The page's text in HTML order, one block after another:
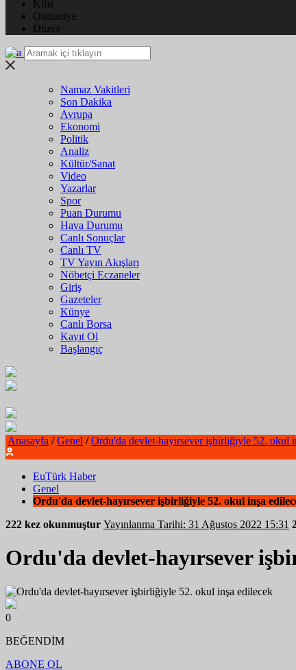
Kilis
Osmaniye
Düzce
Namaz Vakitleri
Son Dakika
Avrupa
Ekonomi
Politik
Analiz
Kültür/Sanat
Video
Yazarlar
Spor
Puan Durumu
Hava Durumu
Canlı Sonuçlar
Canlı TV
TV Yayın Akışları
Nöbetçi Eczaneler
Giriş
Gazeteler
Künye
Canlı Borsa
Kayıt Ol
Başlangıç
Anasayfa / Genel / Ordu'da devlet-hayırsever işbirliğiyle 52. okul
EuTürk Haber
Genel
Ordu'da devlet-hayırsever işbirliğiyle 52. okul inşa
222 kez okunmuştur Yayınlanma Tarihi: 31 Ağustos 2022 15:31
Ordu'da devlet-hayırsever
0
BEĞENDİM
ABONE OL